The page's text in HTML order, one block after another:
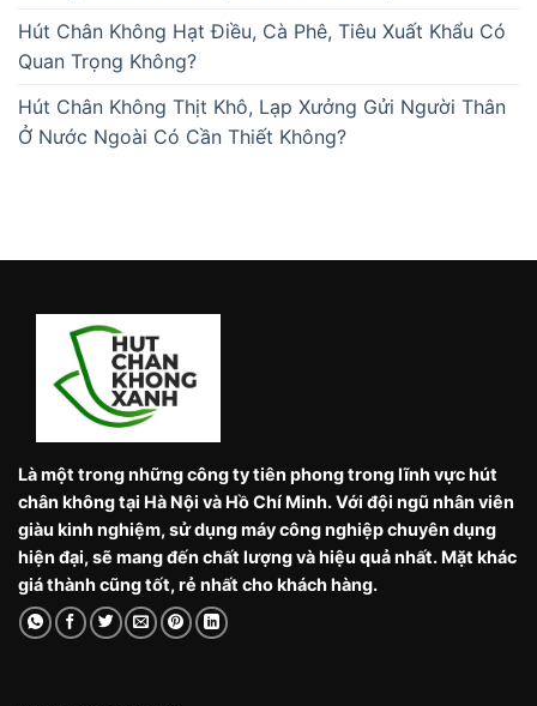
Hút Chân Không Hạt Điều, Cà Phê, Tiêu Xuất Khẩu Có
Quan Trọng Không?
Hút Chân Không Thịt Khô, Lạp Xưởng Gửi Người Thân
Ở Nước Ngoài Có Cần Thiết Không?
Là một trong những công ty tiên phong trong lĩnh vực hút
chân không tại Hà Nội và Hồ Chí Minh. Với đội ngũ nhân viên
giàu kinh nghiệm, sử dụng máy công nghiệp chuyên dụng
hiện đại, sẽ mang đến chất lượng và hiệu quả nhất. Mặt khác
giá thành cũng tốt, rẻ nhất cho khách hàng.